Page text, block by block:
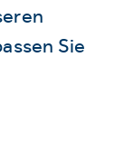
Sie